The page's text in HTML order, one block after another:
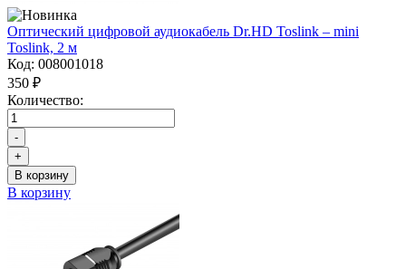
Оптический цифровой аудиокабель Dr.HD Toslink – mini
Toslink, 2 м
Код: 008001018
350 ₽
Количество:
-
+
В корзину
В корзину